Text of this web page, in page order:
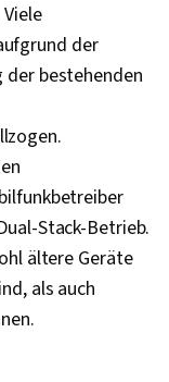
der
bestehenden
Stack-Betrieb.
ältere Geräte
als auch